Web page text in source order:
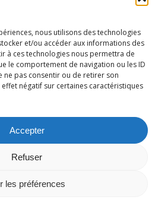
nous utilisons des technologies
et/ou accéder aux informations des
à ces technologies nous permettra de
le comportement de navigation ou les ID
ne pas consentir ou de retirer son
négatif sur certaines caractéristiques
Accepter
Refuser
les préférences
et vous souhaitez
votre agence près de
Mentions Légales|Politique de
par :
youtubeinstagram